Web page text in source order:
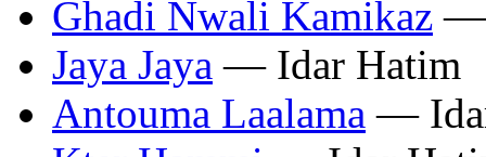
Ghadi Nwali Kamikaz —
Jaya Jaya — Idar Hatim
Antouma Laalama —